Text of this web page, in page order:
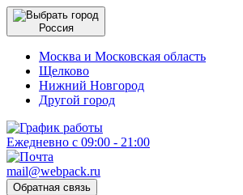
Россия
Москва и Московская область
Щелково
Нижний Новгород
Другой город
Ежедневно с 09:00 - 21:00
mail@webpack.ru
Обратная связь